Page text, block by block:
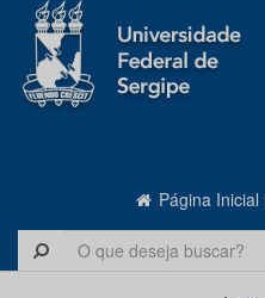
Página Inicial